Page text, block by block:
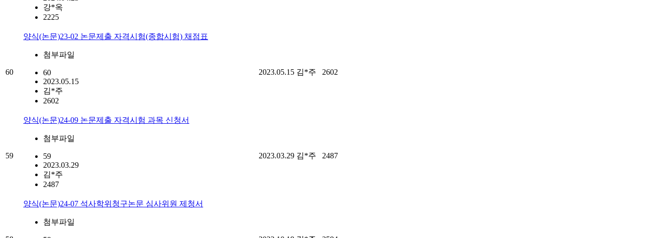
강*옥
2225
60
양식(논문)23-02 논문제출 자격시험(종합시험) 채점표
첨부파일
60
2023.05.15
김*주
2602
2023.05.15 김*주 2602
59
양식(논문)24-09 논문제출 자격시험 과목 신청서
첨부파일
59
2023.03.29
김*주
2487
2023.03.29 김*주 2487
양식(논문)24-07 석사학위청구논문 심사위원 제청서
첨부파일